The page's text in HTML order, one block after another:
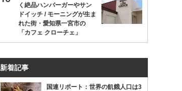
く絶品ハンバーガーやサン
ドイッチ / モーニングが生ま
れた街・愛知県一宮市の
「カフェ クローチェ」
新着記事
国連リポート：世界の飢餓人口は3